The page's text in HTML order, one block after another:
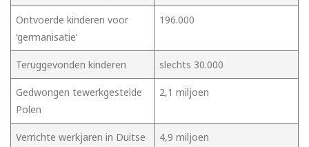
Ontvoerde kinderen voor
‘germanisatie’
196.000
Teruggevonden kinderen slechts 30.000
Gedwongen tewerkgestelde
Polen
2,1 miljoen
Verrichte werkjaren in Duitse
4,9 miljoen